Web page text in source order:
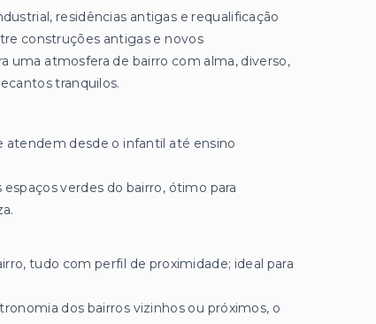
residências antigas e requalificação
construções antigas e novos
uma atmosfera de bairro com alma, diverso,
tranquilos.
atendem desde o infantil até ensino
espaços verdes do bairro, ótimo para
tudo com perfil de proximidade; ideal para
dos bairros vizinhos ou próximos, o